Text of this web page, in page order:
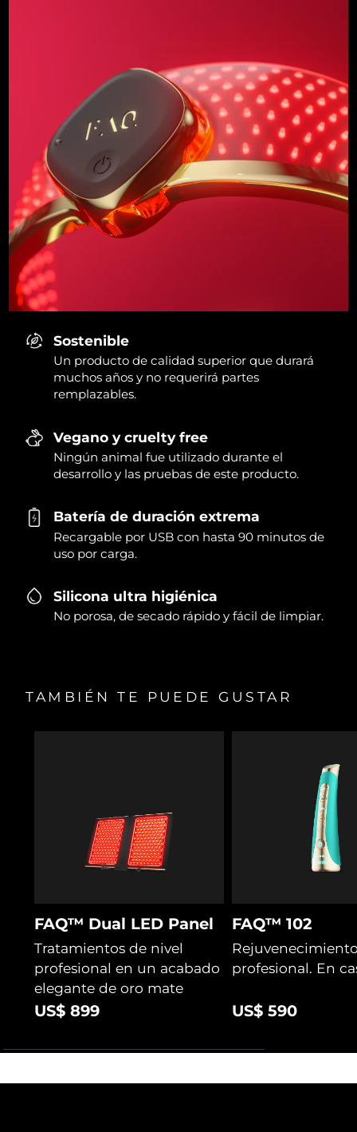
Sostenible
Un producto de calidad superior que durará
muchos años y no requerirá partes
remplazables.
Vegano y cruelty free
Ningún animal fue utilizado durante el
desarrollo y las pruebas de este producto.
Batería de duración extrema
Recargable por USB con hasta 90 minutos de
uso por carga.
Silicona ultra higiénica
No porosa, de secado rápido y fácil de limpiar.
TAMBIÉN TE PUEDE GUSTAR
FAQ™ Dual LED Panel
Tratamientos de nivel
profesional en un acabado
elegante de oro mate
US$ 899
FAQ™ 102
profesional. En
US$ 590